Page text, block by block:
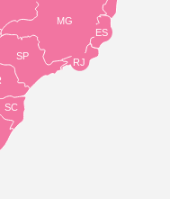
SC
SP
MG
RJ
ES